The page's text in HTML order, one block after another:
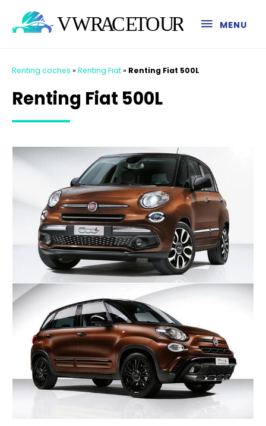
MENU
Renting coches » Renting Fiat» Renting Fiat 500L
Renting Fiat 500L